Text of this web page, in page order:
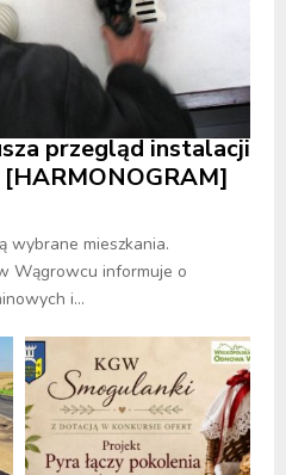
przegląd instalacji
wybrane mieszkania.
Wągrowcu informuje o
i...